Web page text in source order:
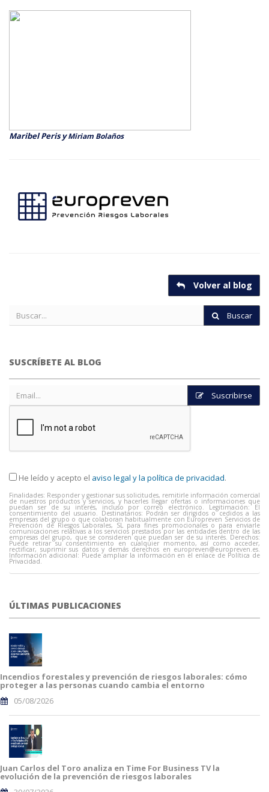
Maribel Peris yMiriam Bolaños
Volver al blog
Buscar
SUSCRÍBETE AL BLOG
Suscribirse
He leído y acepto el aviso legal y la política de privacidad.
Finalidades: Responder y gestionar sus solicitudes, remitirle información comercial
de nuestros productos y servicios, y hacerles llegar ofertas o informaciones que
puedan ser de su interés, incluso por correo electrónico. Legitimación: El
consentimiento del usuario. Destinatarios: Podrán ser dirigidos o cedidos a las
empresas del grupo o que colaboran habitualmente con Europreven Servicios de
Prevención de Riesgos Laborales, SL para fines promocionales o para enviarle
comunicaciones relativas a los servicios prestados por las entidades dentro de las
empresas del grupo, que se consideren que puedan ser de su interés. Derechos:
Puede retirar su consentimiento en cualquier momento, así como acceder,
rectificar, suprimir sus datos y demás derechos en europreven@europreven.es.
Información adicional: Puede ampliar la información en el enlace de Política de
Privacidad.
ÚLTIMAS PUBLICACIONES
Incendios forestales y prevención de riesgos laborales: cómo
proteger a las personas cuando cambia el entorno
05/08/2026
Juan Carlos del Toro analiza en Time For Business TV la
evolución de la prevención de riesgos laborales